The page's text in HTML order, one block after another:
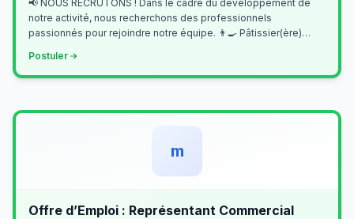
📢 NOUS RECRUTONS ! Dans le cadre du développement de
notre activité, nous recherchons des professionnels
passionnés pour rejoindre notre équipe. 👨‍🍳 Pâtissier(ère)
Postuler
m
Offre d’Emploi : Représentant Commercial